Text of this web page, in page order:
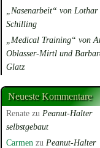
„Nasenarbeit“ von Lothar
Schilling
„Medical Training“ von
Oblasser-Mirtl und
Glatz
Neueste Kommentare
Renate zu Peanut-Halter
selbstgebaut
Carmen zu Peanut-Halter